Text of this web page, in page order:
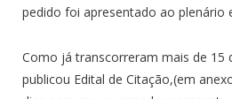
pedido foi apresentado ao plenário
Como já transcorreram mais de 15
publicou Edital de Citação,(em